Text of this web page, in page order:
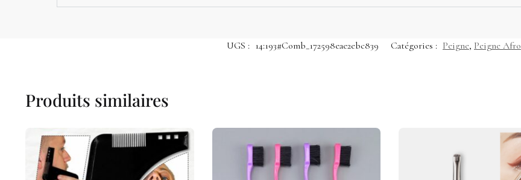
UGS : 14:193#Comb_172598eae2ebc839 Catégories : Peigne, Peigne Afro
Produits similaires